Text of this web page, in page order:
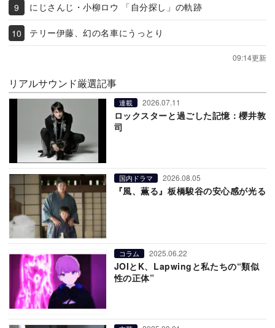
にじさんじ・小柳ロウ 「自分探し」の軌跡
テリー伊藤、幻の名車にうっとり
09:14更新
リアルサウンド厳選記事
連載 2026.07.11
ロックスターと過ごした記憶：櫻井敦
司
国内ドラマ 2026.08.05
『風、薫る』板橋駿谷の安心感が光る
コラム 2025.06.22
JOIとK、Lapwingと私たちの“類似
性の正体”